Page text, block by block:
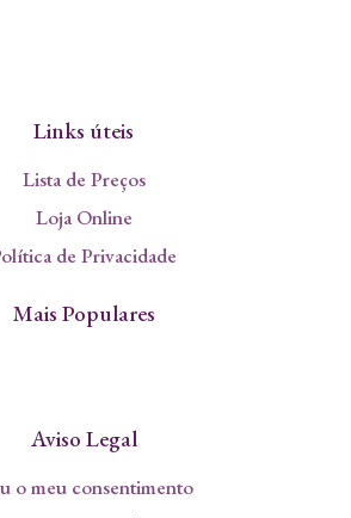
Links úteis
Lista de Preços
Loja Online
de Privacidade
Mais Populares
Aviso Legal
o meu consentimento